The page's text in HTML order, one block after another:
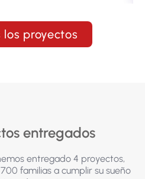
los proyectos
entregados
entregado 4 proyectos,
familias a cumplir su sueño